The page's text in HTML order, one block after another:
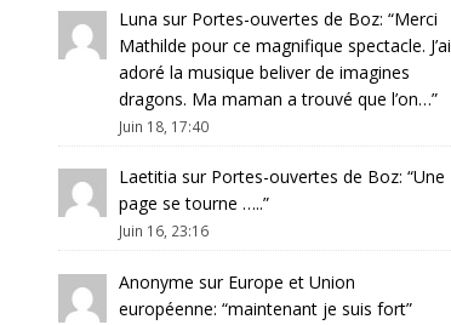
Luna sur Portes-ouvertes de Boz: “Merci
Mathilde pour ce magnifique spectacle. J’ai
adoré la musique beliver de imagines
dragons. Ma maman a trouvé que l’on…”
Juin 18, 17:40
Laetitia sur Portes-ouvertes de Boz: “Une
page se tourne …..”
Juin 16, 23:16
Anonyme sur Europe et Union
européenne: “maintenant je suis fort”